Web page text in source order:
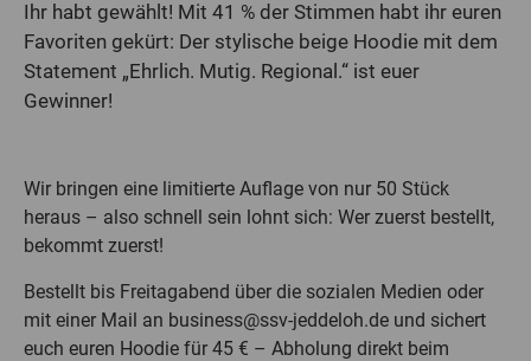
Ihr habt gewählt! Mit 41 % der Stimmen habt ihr euren
Favoriten gekürt: Der stylische beige Hoodie mit dem
Statement „Ehrlich. Mutig. Regional.“ ist euer
Gewinner!
Wir bringen eine limitierte Auflage von nur 50 Stück
heraus – also schnell sein lohnt sich: Wer zuerst bestellt,
bekommt zuerst!
Bestellt bis Freitagabend über die sozialen Medien oder
mit einer Mail an business@ssv-jeddeloh.de und sichert
euch euren Hoodie für 45 € – Abholung direkt beim